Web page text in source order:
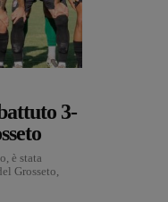
3-
è stata
Grosseto,